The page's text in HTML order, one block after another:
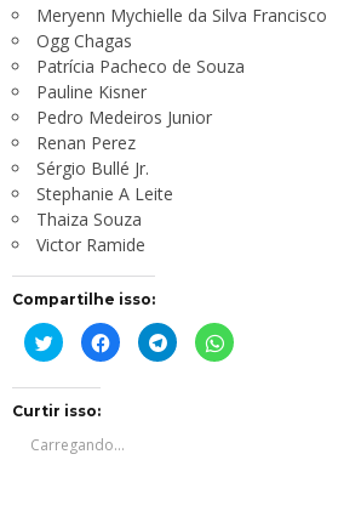
Meryenn Mychielle da Silva Francisco
Ogg Chagas
Patrícia Pacheco de Souza
Pauline Kisner
Pedro Medeiros Junior
Renan Perez
Sérgio Bullé Jr.
Stephanie A Leite
Thaiza Souza
Victor Ramide
Compartilhe isso:
Clique
para
compartilhar
em
janela)
Clique
para
compartilhar
janela)
Clique
para
compartilhar
Clique
para
Curtir isso:
Carregando...